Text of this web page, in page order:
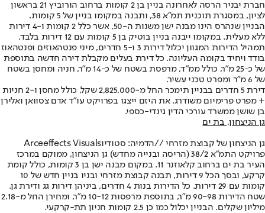
חברת יבניר הרסה לאחרונה בניין בן 2 קומות ברחוב הורוביץ 21 בראשון
לציון, במסגרת תוכנית תמ"א 38, ותבנה במקומו בניין של 5 קומות.
הבניין שנהרס הינו מבנה ישן משנות ה-50, אשר כלל 2 קומות ו-4 דירות
ללא מעלית. במקומו ייבנה בניין בוטיק בן 5 קומות עם 12 דירות בלבד.
תמהיל הדירות המגוון יכלול דירות 3 ו-5 חדרים, מיני פנטהאוזים ופנטהאוז
בודד ויחיד בקומה העליונה. כל דירת בעלים מקבלת דירה חדשה בתוספת
של כ-25 מ"ר, כולל ממ"ד, מרפסת בשטח של כ-14 מ"ר, חניה ומחסן בשטח
של 6 מ"ר ומפרט טכני עשיר.
דירת 5 חדרים בבניין תימכר החל מ-2,825,000 שקל, כולל מחסן ו-2 חניות
+ מפרט פרימיום משודרג. את היזם ייצגו בפרויקט עו"ד אדם צסוואן ואלירן
בן שושן ממשרד עורכי הדין גינדי-כספי.
גן הניצחון, בת ים
גן הניצחון של קבוצת מזרחי //הדמיה: סטודיוArceeffects Visuals
פרויקט התמ"א 38/2 (הריסה ובנייה מחדש) גן הניצחון, ממוקם במרכז
העיר בת ים ברחוב קלאוזנר 11. במקום מבנה ישן בן 3 קומות, כולל קומת
קרקע, ובסך הכל 9 דירות, תבנה קבוצת מזרחי ובניו בניין חדש של 10
קומות עם 29 דירות. כל הדירות בנות 4 חדרים, ביניהן דירות גג ודירת גן.
שטח הדירות 90-98 מ"ר, בתוספת מרפסות 10-12 מ"ר, ומחירן החל מ-2.18
מיליון שקלים. הבניין יכלול כמו כן 2.5 קומות חניון תת-קרקעי.